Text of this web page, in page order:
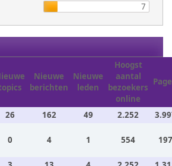
7
Nieuwe
berichten
Nieuwe
leden
Hoogst
aantal
bezoekers
online
26 162 49 2.252
0 4 1 554